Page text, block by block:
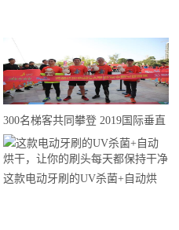
300名梯客共同攀登 2019国际垂直
马拉松超级精英赛顺德海骏达中心
站欢乐开跑
这款电动牙刷的UV杀菌+自动烘